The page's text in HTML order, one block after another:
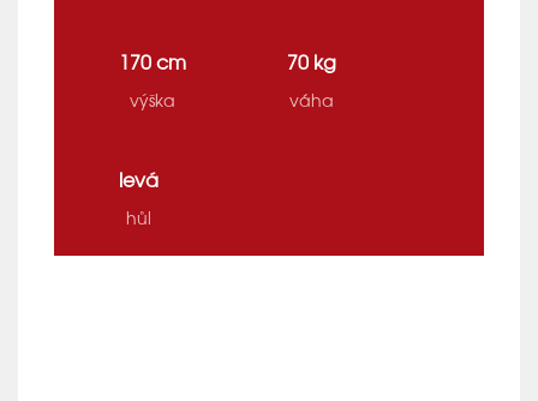
170 cm
výška
70 kg
váha
levá
hůl